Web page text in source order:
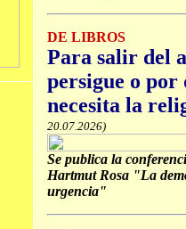
DE LIBROS
Para salir del
persigue o por
necesita la
20.07.2026)
Se publica la
Hartmut Rosa "La
urgencia"